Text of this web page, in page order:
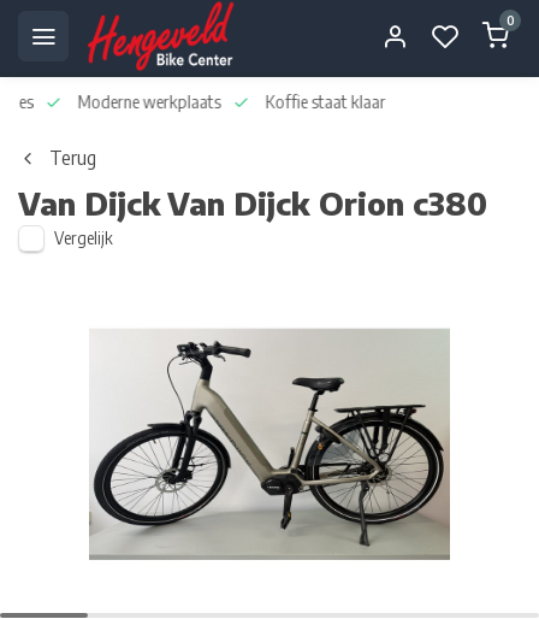
0
Moderne werkplaats Koffie staat klaar
Terug
Van DijckVan Dijck Orion c380
Vergelijk